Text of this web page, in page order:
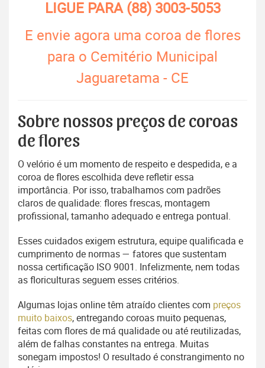
LIGUE PARA(88) 3003-5053
E envie agora uma coroa de flores
para o Cemitério Municipal
Jaguaretama - CE
Sobre nossos preços de coroas
de flores
O velório é um momento de respeito e despedida, e a
coroa de flores escolhida deve refletir essa
importância. Por isso, trabalhamos com padrões
claros de qualidade: flores frescas, montagem
profissional, tamanho adequado e entrega pontual.
Esses cuidados exigem estrutura, equipe qualificada e
cumprimento de normas — fatores que sustentam
nossa certificação ISO 9001. Infelizmente, nem todas
as floriculturas seguem esses critérios.
Algumas lojas online têm atraído clientes com preços
muito baixos, entregando coroas muito pequenas,
feitas com flores de má qualidade ou até reutilizadas,
além de falhas constantes na entrega. Muitas
sonegam impostos! O resultado é constrangimento no